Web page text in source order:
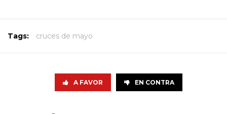
Tags: cruces de mayo
A FAVOR EN CONTRA